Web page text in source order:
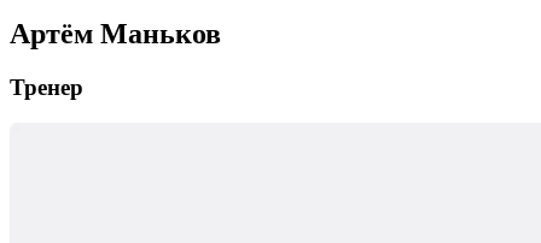
Артём Маньков
Тренер